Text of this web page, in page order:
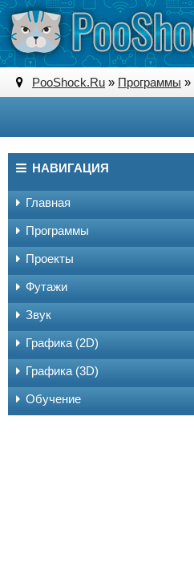
PooShock.Ru » Программы »
НАВИГАЦИЯ
Главная
Программы
Проекты
Футажи
Звук
Графика (2D)
Графика (3D)
Обучение